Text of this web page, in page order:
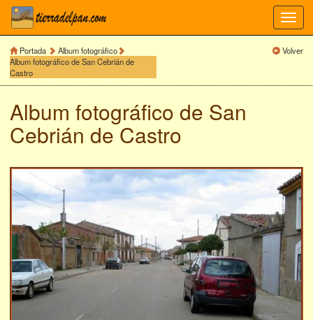
Portada
Album fotográfico
Album fotográfico de San Cebrián de
Castro
Volver
Album fotográfico de San
Cebrián de Castro